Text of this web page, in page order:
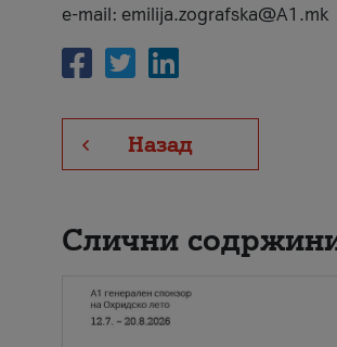
e-mail: emilija.zografska@A1.mk
Назад
Слични